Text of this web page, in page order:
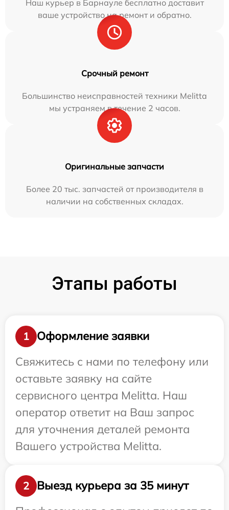
Наш курьер в Барнауле бесплатно доставит
ваше устройство на ремонт и обратно.
Срочный ремонт
Большинство неисправностей техники Melitta
мы устраняем в течение 2 часов.
Оригинальные запчасти
Более 20 тыс. запчастей от производителя в
наличии на собственных складах.
Этапы работы
1
Оформление заявки
Свяжитесь с нами по телефону или
оставьте заявку на сайте
сервисного центра Melitta. Наш
оператор ответит на Ваш запрос
для уточнения деталей ремонта
Вашего устройства Melitta.
2
Выезд курьера за 35 минут